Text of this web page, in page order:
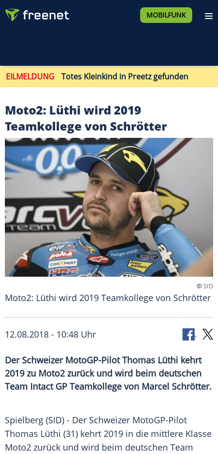
MOBILFUNK
EILMELDUNG Totes Kleinkind in Preetz gefunden
Moto2: Lüthi wird 2019
Teamkollege von Schrötter
©SID
Moto2: Lüthi wird 2019 Teamkollege von Schrötter
12.08.2018 - 10:48 Uhr
Der Schweizer MotoGP-Pilot Thomas Lüthi kehrt
2019 zu Moto2 zurück und wird beim deutschen
Team Intact GP Teamkollege von Marcel Schrötter.
Spielberg (SID) - Der Schweizer MotoGP-Pilot
Thomas Lüthi (31) kehrt 2019 in die mittlere Klasse
Moto2 zurück und wird beim deutschen Team